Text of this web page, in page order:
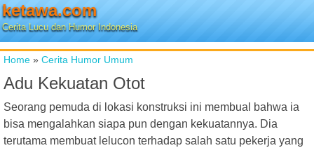
ketawa.com
Cerita Lucu dan Humor Indonesia
Home » Cerita Humor Umum
Adu Kekuatan Otot
Seorang pemuda di lokasi konstruksi ini membual bahwa ia
bisa mengalahkan siapa pun dengan kekuatannya. Dia
terutama membuat lelucon terhadap salah satu pekerja yang